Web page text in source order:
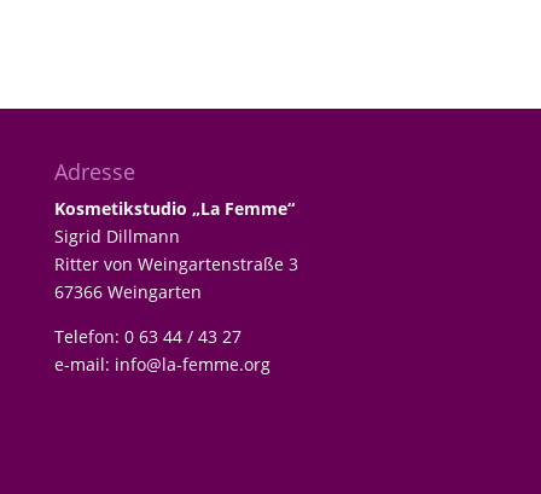
Adresse
Kosmetikstudio „La Femme“
Sigrid Dillmann
Ritter von Weingartenstraße 3
67366 Weingarten
Telefon: 0 63 44 / 43 27
e-mail: info@la-femme.org